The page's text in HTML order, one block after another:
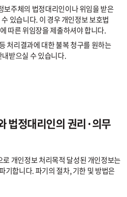
보주체의 법정대리인이나 위임을 받은
있습니다. 이 경우 개인정보 보호법
따른 위임장을 제출하셔야 합니다.
처리결과에 대한 불복 청구를 원하는
받으실 수 있습니다.
법정대리인의 권리·의무
개인정보 처리목적 달성된 개인정보는
기합니다. 파기의 절차, 기한 및 방법은